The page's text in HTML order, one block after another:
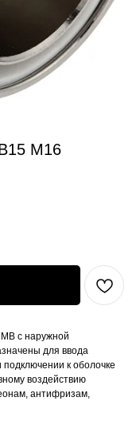
М16
с наружной
для ввода
к оболочке
воздействию
антифризам,